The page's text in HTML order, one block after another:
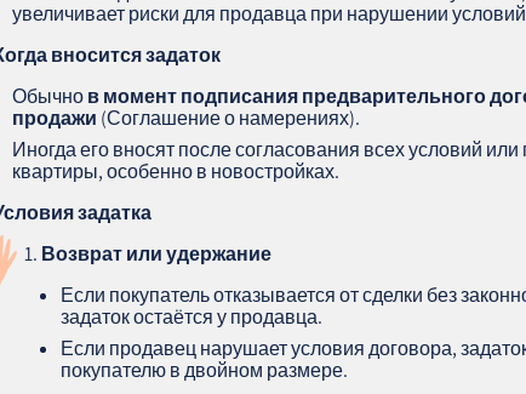
увеличивает риски для продавца при нарушении
вносится задаток
Обычнов момент подписания предварительного
продажи (Соглашение о намерениях).
Иногда его вносят после согласования всех условий
квартиры, особенно в новостройках.
задатка
Возврат или удержание
Если покупатель отказывается от сделки без
задаток остаётся у продавца.
Если продавец нарушает условия договора,
покупателю в двойном размере.